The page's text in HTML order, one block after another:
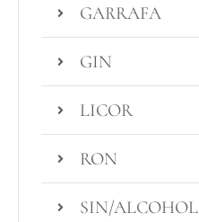
GARRAFA
GIN
LICOR
RON
SIN/ALCOHOL